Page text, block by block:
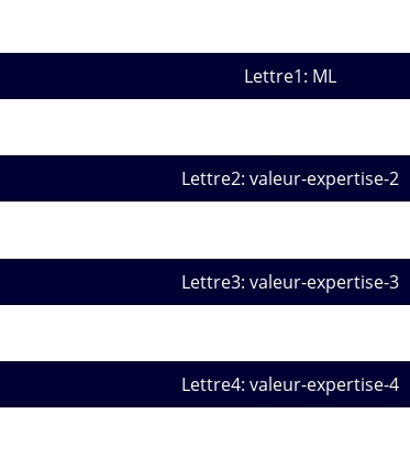
Lettre1: ML
Lettre2: valeur-expertise-2
Lettre3: valeur-expertise-3
Lettre4: valeur-expertise-4